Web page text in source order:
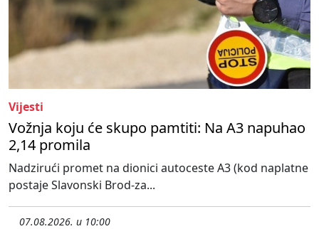
Vijesti
Vožnja koju će skupo pamtiti: Na A3 napuhao
2,14 promila
Nadzirući promet na dionici autoceste A3 (kod naplatne
postaje Slavonski Brod-za...
07.08.2026. u 10:00